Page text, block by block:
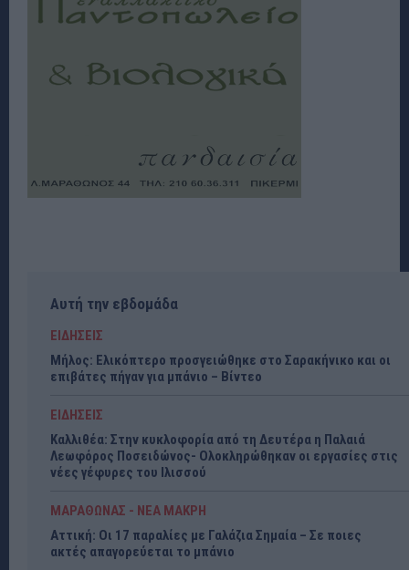
Αυτή την εβδομάδα
ΕΙΔΗΣΕΙΣ
Μήλος: Ελικόπτερο προσγειώθηκε στο Σαρακήνικο και οι
επιβάτες πήγαν για μπάνιο – Βίντεο
ΕΙΔΗΣΕΙΣ
Καλλιθέα: Στην κυκλοφορία από τη Δευτέρα η Παλαιά
Λεωφόρος Ποσειδώνος- Ολοκληρώθηκαν οι εργασίες στις
νέες γέφυρες του Ιλισσού
ΜΑΡΑΘΩΝΑΣ - ΝΕΑ ΜΑΚΡΗ
Αττική: Οι 17 παραλίες με Γαλάζια Σημαία – Σε ποιες
ακτές απαγορεύεται το μπάνιο